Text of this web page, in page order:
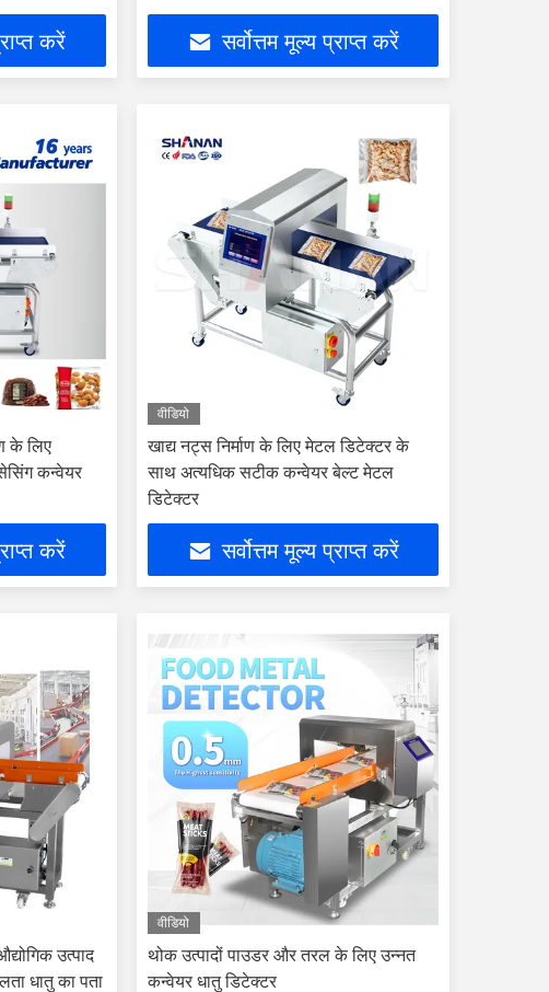
करें सर्वोत्तम मूल्य प्राप्त करें
के लिए
कन्वेयर
करें
वीडियो
खाद्य नट्स निर्माण के लिए मेटल डिटेक्टर के
साथ अत्यधिक सटीक कन्वेयर बेल्ट मेटल
डिटेक्टर
सर्वोत्तम मूल्य प्राप्त करें
उत्पाद
धातु का पता
वीडियो
थोक उत्पादों पाउडर और तरल के लिए उन्नत
कन्वेयर धातु डिटेक्टर